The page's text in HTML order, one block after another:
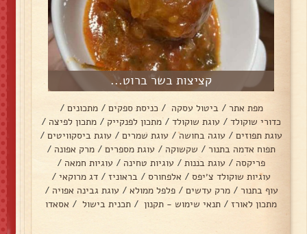
קציצות בשר ברוט...
מפת אתר / ביטול עסקה / כניסת ספקים / מתכונים /
כדורי שוקולד / עוגת שוקולד / מתכון לפנקייק / מתכון לפיצה /
עוגת תפוזים / עוגה בחושה / עוגת שמרים / עוגת ביסקוויטים /
תפוח אדמה בתנור / שקשוקה / עוגת מספרים / מרק אפונה /
פריקסה / עוגת בננות / עוגיות טחינה / עוגיות חמאה /
עוגיות שוקולד צ׳יפס / אלפחורס / בראוניז / דג מרוקאי /
עוף בתנור / מרק עדשים / פלפל ממולא / עוגת גבינה אפויה /
מתכון לאורז / תנאי שימוש - תקנון / תכנית בישול / אסאדו